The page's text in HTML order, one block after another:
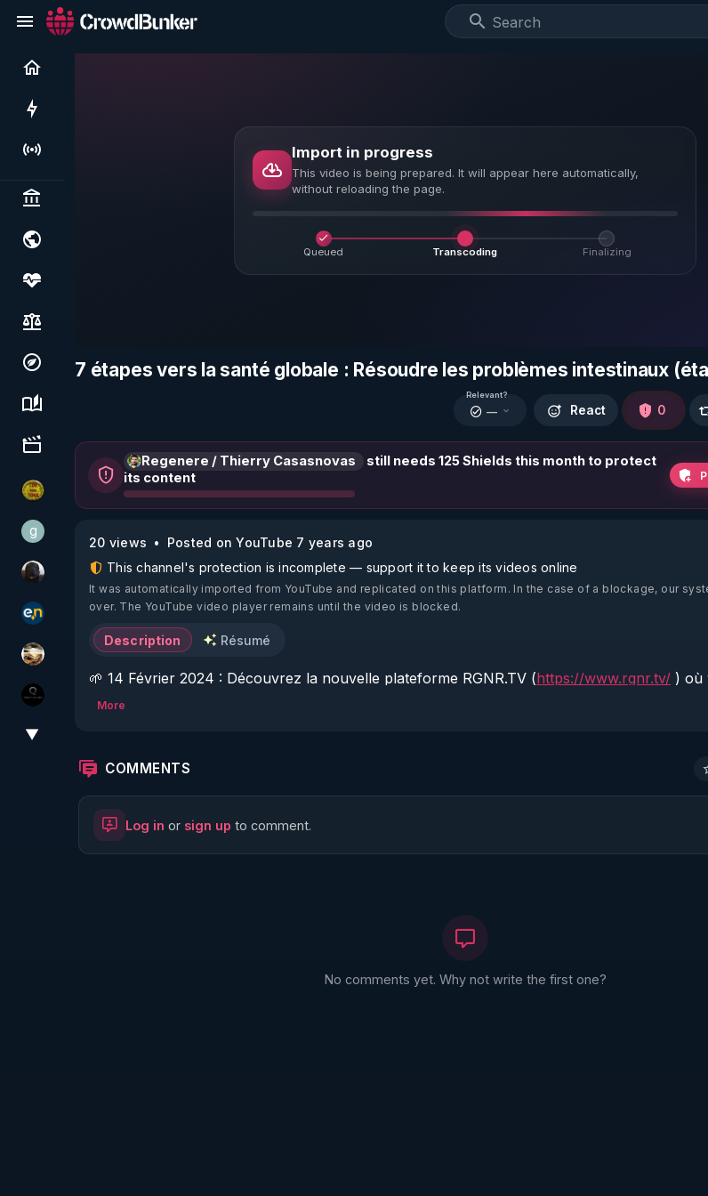
Live
Politics & institutions
Society, justice & freedoms
Economy, environment & technology
Science, history & spirituality
Culture, media & entertainment
CDS pour TOUS
ggilo59
TrueMedia
essentiel.news
patatrak
La vérité
▼
Import in progress
This video is being prepared. It will appear here automatically,
without reloading the page.
Queued Transcoding Finalizing
7 étapes vers la santé globale : Résoudre les problèmes intestinaux
Relevant?
— React 0
Regenere / Thierry Casasnovas
still needs 125 Shields this month to protect
its content
20 views
Posted on YouTube 7 years ago
This channel's protection is incomplete — support it to keep its videos online
It was automatically imported from YouTube and replicated on this platform. In the case of a blockage, our
over. The YouTube video player remains until the video is blocked.
Description Résumé
🌱 14 Février 2024 : Découvrez la nouvelle plateforme RGNR.TV (https://www.rgnr.tv/ ) où
les nouvelles vidéos de Thierry sans aucune censure mais aussi de nombreuses autres
🌱 Inscrivez vous aux formules d'abonnement RGNR + ou RGNR Premium pour découvrir
🌱 FIL TELEGRAM
More
COMMENTS
Log in or sign up to comment.
No comments yet. Why not write the first one?